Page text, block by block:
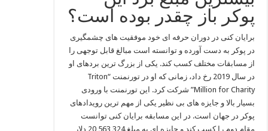
پوکر باز چقدر بوده است؟
برایان کنی در دوران حرفه‌ ای خود موفقیت‌ های چشمگیری
در پوکر به دست آورده و توانسته است مبالغ قابل توجهی را
از مسابقات مختلف کسب کند. یکی از بزرگ‌ ترین بردهای او
در سال 2019 رخ داد، زمانی که او در تورنمنت “Triton
Million for Charity” شرکت کرد. این تورنمنت با ورودی
بسیار بالا و جایزه‌ های بی‌ نظیر یکی از مهم‌ ترین رویدادهای
پوکر در جهان است. در این مسابقه برایان کنی توانست
مقام دوم را کسب کند و جایزه‌ ای به مبلغ 20,563,324 دلار